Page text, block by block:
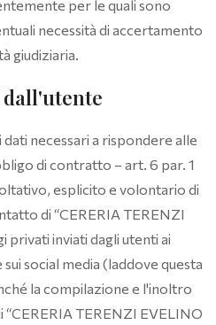
per le quali sono
necessità di accertamento
giudiziaria.
necessari a rispondere alle
di contratto – art. 6 par. 1
esplicito e volontario di
di “CERERIA TERENZI
privati inviati dagli utenti ai
social media (laddove questa
la compilazione e l'inoltro
“CERERIA TERENZI EVELINO